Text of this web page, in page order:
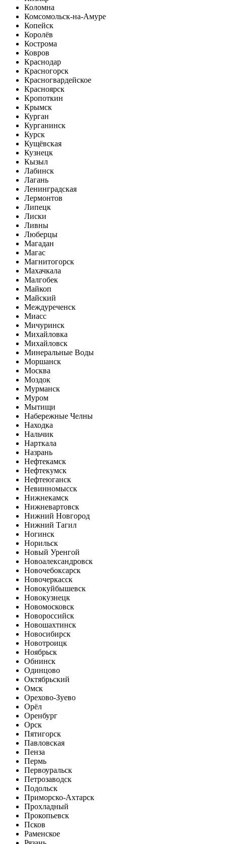
Коломна
Комсомольск-на-Амуре
Копейск
Королёв
Кострома
Ковров
Краснодар
Красногорск
Красногвардейское
Красноярск
Кропоткин
Крымск
Курган
Курганинск
Курск
Кущёвская
Кузнецк
Кызыл
Лабинск
Лагань
Ленинградская
Лермонтов
Липецк
Лиски
Ливны
Люберцы
Магадан
Магас
Магнитогорск
Махачкала
Малгобек
Майкоп
Майский
Междуреченск
Миасс
Мичуринск
Михайловка
Михайловск
Минеральные Воды
Моршанск
Москва
Моздок
Мурманск
Муром
Мытищи
Набережные Челны
Находка
Нальчик
Нарткала
Назрань
Нефтекамск
Нефтекумск
Нефтеюганск
Невинномысск
Нижнекамск
Нижневартовск
Нижний Новгород
Нижний Тагил
Ногинск
Норильск
Новый Уренгой
Новоалександровск
Новочебоксарск
Новочеркасск
Новокуйбышевск
Новокузнецк
Новомосковск
Новороссийск
Новошахтинск
Новосибирск
Новотроицк
Ноябрьск
Обнинск
Одинцово
Октябрьский
Омск
Орехово-Зуево
Орёл
Оренбург
Орск
Пятигорск
Павловская
Пенза
Пермь
Первоуральск
Петрозаводск
Подольск
Приморско-Ахтарск
Прохладный
Прокопьевск
Псков
Раменское